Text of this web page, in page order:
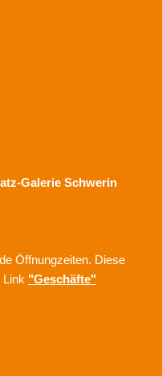
Galerie Schwerin
Öffnungzeiten. Diese
Link "Geschäfte"